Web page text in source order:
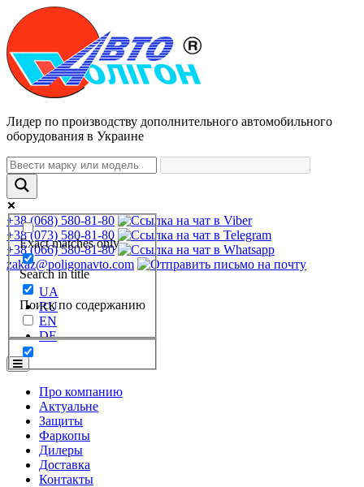
Лидер по производству дополнительного автомобильного
оборудования в Украине
Exact matches only
Search in title
Поиск по содержанию
+38 (068) 580-81-80
+38 (073) 580-81-80
+38 (066) 580-81-80
zakaz@poligonavto.com
UA
RU
EN
DE
Про компанию
Актуальне
Защиты
Фаркопы
Дилеры
Доставка
Контакты